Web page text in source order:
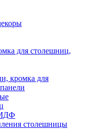
для столешниц,
кромка для
столешницы